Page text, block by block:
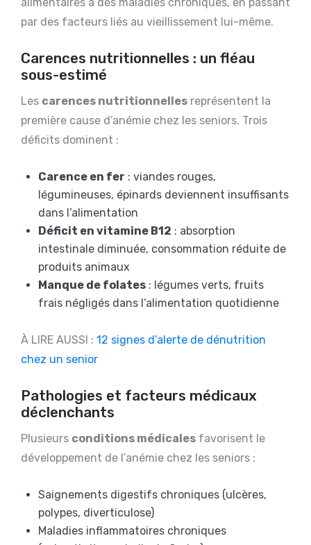
alimentaires à des maladies chroniques, en passant
par des facteurs liés au vieillissement lui-même.
Carences nutritionnelles : un fléau
sous-estimé
Les carences nutritionnelles représentent la
première cause d’anémie chez les seniors. Trois
déficits dominent :
Carence en fer : viandes rouges,
légumineuses, épinards deviennent insuffisants
dans l’alimentation
Déficit en vitamine B12 : absorption
intestinale diminuée, consommation réduite de
produits animaux
Manque de folates : légumes verts, fruits
frais négligés dans l’alimentation quotidienne
À LIRE AUSSI : 12 signes d’alerte de dénutrition
chez un senior
Pathologies et facteurs médicaux
déclenchants
Plusieurs conditions médicales favorisent le
développement de l’anémie chez les seniors :
Saignements digestifs chroniques (ulcères,
polypes, diverticulose)
Maladies inflammatoires chroniques